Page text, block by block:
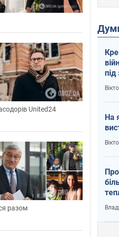
United24
разом
На
у